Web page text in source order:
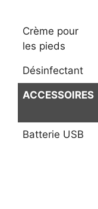
Crème pour
les pieds
Désinfectant
ACCESSOIRES
Batterie USB